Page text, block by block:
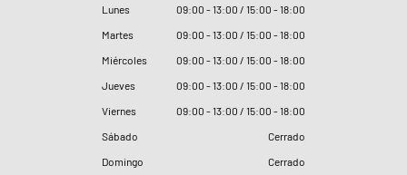
Lunes 09:00 - 13:00 / 15:00 - 18:00
Martes
09:00 - 13:00 / 15:00 - 18:00
Miércoles
09:00 - 13:00 / 15:00 - 18:00
Jueves
09:00 - 13:00 / 15:00 - 18:00
Viernes
09:00 - 13:00 / 15:00 - 18:00
Sábado
Cerrado
Domingo
Cerrado